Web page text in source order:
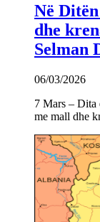
Në
dhe
Selman
06/03/2026
7 Mars – Dita
me mall dhe